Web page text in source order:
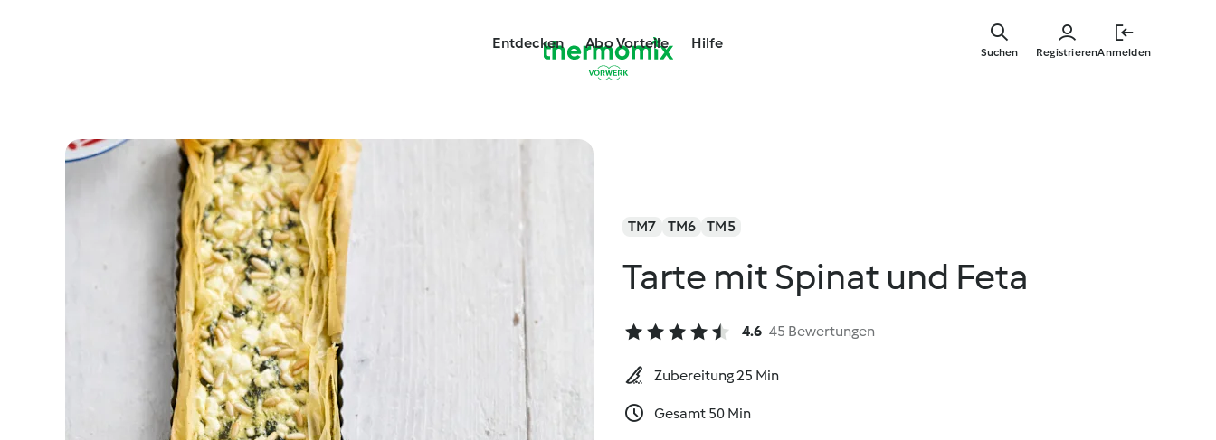
springen
Entdecken Abo Vorteile Hilfe
RegistrierenAnmelden
Suchen
TM7 TM6 TM5
Tarte mit Spinat und Feta
4.6 45 Bewertungen
Zubereitung 25 Min
Gesamt 50 Min